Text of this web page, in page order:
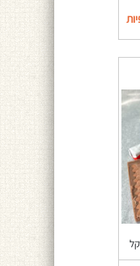
קל